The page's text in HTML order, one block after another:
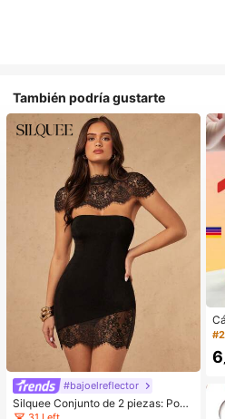
También podría gustarte
#bajoelreflector
Silquee Conjunto de 2 piezas: Ponc
ho capa de encaje irregular y vestid
o
6